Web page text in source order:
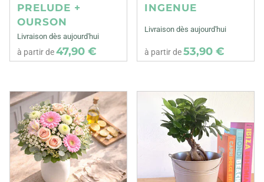
PRELUDE +
OURSON
Livraison dès aujourd'hui
à partir de47,90 €
INGENUE
Livraison dès aujourd'hui
à partir de53,90 €